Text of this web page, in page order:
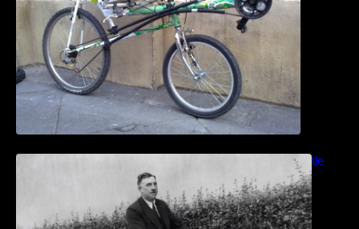
Bicicletas anfibias: Del Cyclomer al Shuttle
Bike Kit